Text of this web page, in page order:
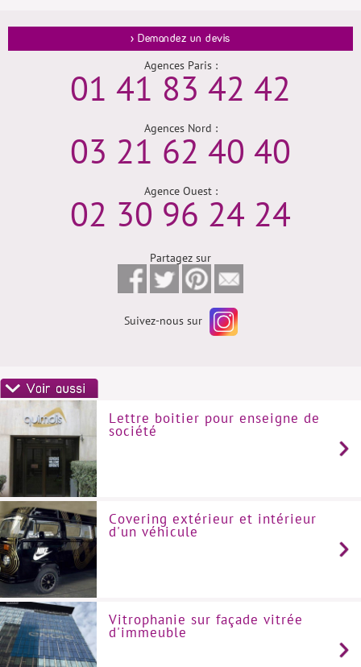
> Demandez un devis
Agences Paris :
01 41 83 42 42
Agences Nord :
03 21 62 40 40
Agence Ouest :
02 30 96 24 24
Partagez sur
Suivez-nous sur
Lettre boitier pour enseigne de
société
Covering extérieur et intérieur
d'un véhicule
Vitrophanie sur façade vitrée
d'immeuble